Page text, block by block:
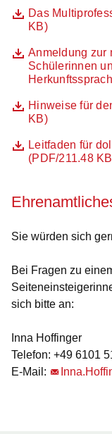
DateiDas
KB)
Öffnet sich in
DateiAnmeldung zur
Schülerinnen
Öffnet sich in
DateiHinweise für
KB)
Öffnet sich in
DateiLeitfaden für
(PDF/211.48
Öffnet sich in
Sie würden sich
Bei Fragen zu
sich bitte an:
Inna Hoffinger
Telefon: +49 6101
E-Mail: